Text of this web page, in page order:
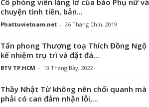
Cô phóng viên lẳng lơ của báo Phụ nữ và
chuyện tình tiền, bản...
Phattuvietnam.net - 26 Tháng Chín, 2019
Tấn phong Thượng toạ Thích Đồng Ngộ
kế nhiệm trụ trì và đặt đá...
BTV TP.HCM - 13 Tháng Bảy, 2022
Thầy Nhật Từ không nên chối quanh mà
phải có can đảm nhận lỗi,...